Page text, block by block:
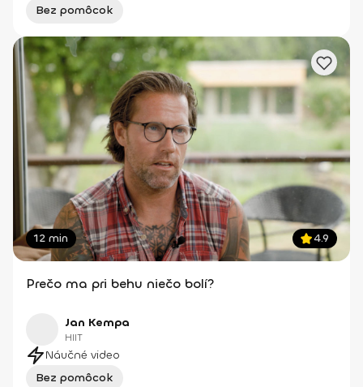
Bez pomôcok
12 min 4.9
Prečo ma pri behu niečo bolí?
Jan Kempa
HIIT
Náučné video
Bez pomôcok